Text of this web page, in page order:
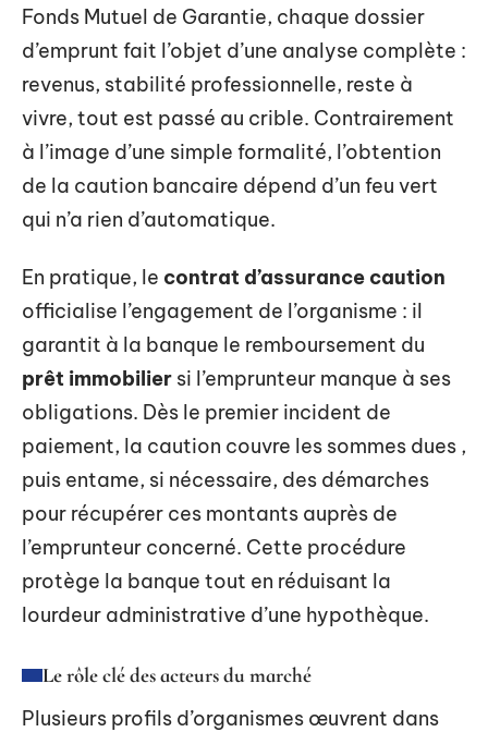
Fonds Mutuel de Garantie, chaque dossier
d’emprunt fait l’objet d’une analyse complète :
revenus, stabilité professionnelle, reste à
vivre, tout est passé au crible. Contrairement
à l’image d’une simple formalité, l’obtention
de la caution bancaire dépend d’un feu vert
qui n’a rien d’automatique.
En pratique, le contrat d’assurance caution
officialise l’engagement de l’organisme : il
garantit à la banque le remboursement du
prêt immobilier si l’emprunteur manque à ses
obligations. Dès le premier incident de
paiement, la caution couvre les sommes dues ,
puis entame, si nécessaire, des démarches
pour récupérer ces montants auprès de
l’emprunteur concerné. Cette procédure
protège la banque tout en réduisant la
lourdeur administrative d’une hypothèque.
Le rôle clé des acteurs du marché
Plusieurs profils d’organismes œuvrent dans